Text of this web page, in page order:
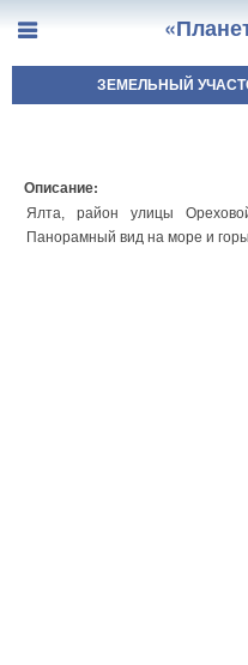
ЗЕМЕЛЬНЫЙ
Описание:
Ялта, район улицы
Панорамный вид на море и